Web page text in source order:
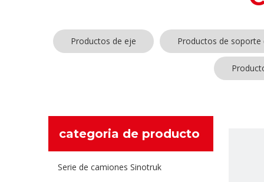
Productos de eje Productos de soporte
categoria de producto
Serie de camiones Sinotruk